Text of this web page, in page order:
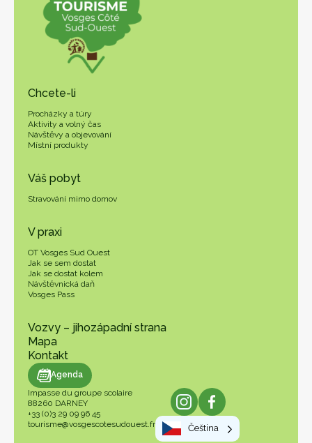
Chcete-li
Procházky a túry
Aktivity a volný čas
Návštěvy a objevování
Místní produkty
Váš pobyt
Stravování mimo domov
V praxi
OT Vosges Sud Ouest
Jak se sem dostat
Jak se dostat kolem
Návštěvnická daň
Vosges Pass
Vozvy – jihozápadní strana
Mapa
Kontakt
Agenda
Impasse du groupe scolaire
88260 DARNEY
+33 (0)3 29 09 96 45
tourisme@vosgescotesudouest.fr
Čeština